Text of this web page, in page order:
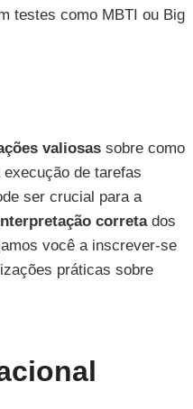
testes como MBTI ou Big
valiosas sobre como
de tarefas
ser crucial para a
corretados
você a inscrever-se
práticas sobre